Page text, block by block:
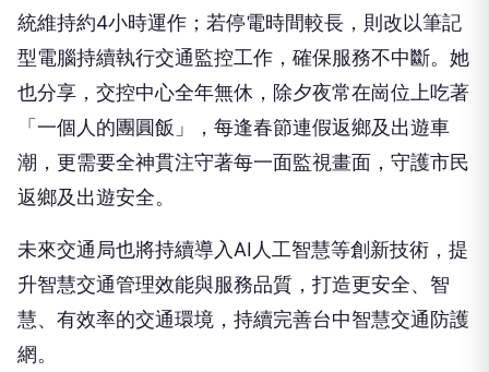
統維持約4小時運作；若停電時間較長，則改以筆記
型電腦持續執行交通監控工作，確保服務不中斷。她
也分享，交控中心全年無休，除夕夜常在崗位上吃著
「一個人的團圓飯」，每逢春節連假返鄉及出遊車
潮，更需要全神貫注守著每一面監視畫面，守護市民
返鄉及出遊安全。
未來交通局也將持續導入AI人工智慧等創新技術，提
升智慧交通管理效能與服務品質，打造更安全、智
慧、有效率的交通環境，持續完善台中智慧交通防護
網。